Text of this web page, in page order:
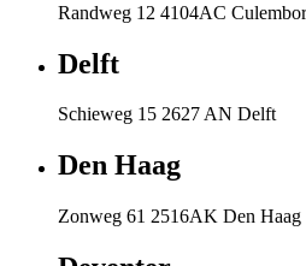
Randweg 12 4104AC
Delft
Schieweg 15 2627 AN Delft
Den Haag
Zonweg 61 2516AK Den Haag